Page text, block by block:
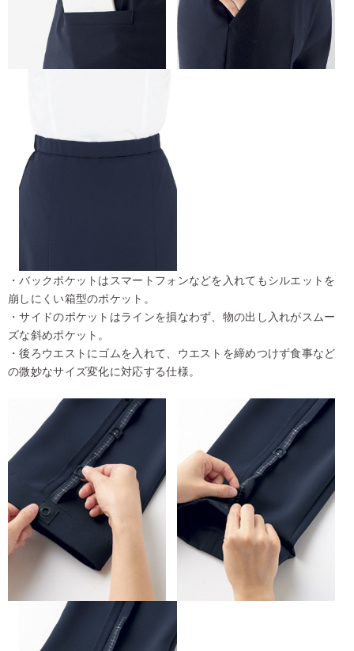
・バックポケットはスマートフォンなどを入れてもシルエットを
崩しにくい箱型のポケット。
・サイドのポケットはラインを損なわず、物の出し入れがスムー
ズな斜めポケット。
・後ろウエストにゴムを入れて、ウエストを締めつけず食事など
の微妙なサイズ変化に対応する仕様。